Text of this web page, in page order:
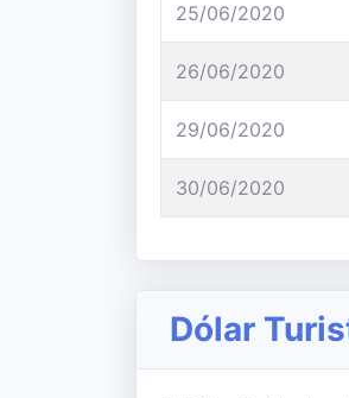
25/06/2020
26/06/2020
29/06/2020
30/06/2020
Dólar